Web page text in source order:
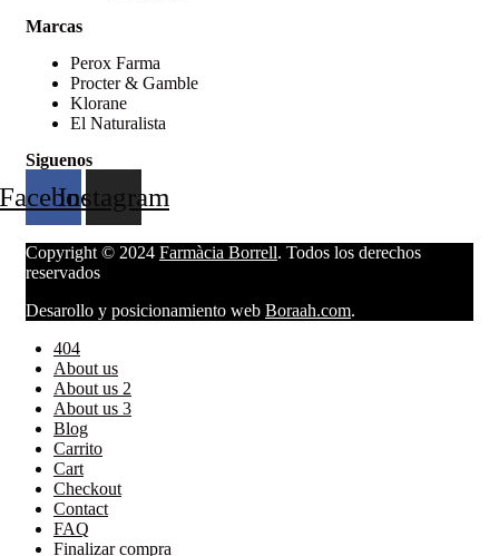
Marcas
Perox Farma
Procter & Gamble
Klorane
El Naturalista
Siguenos
Instagram
Copyright © 2024 Farmàcia Borrell. Todos los derechos
reservados
Desarollo y posicionamiento web Boraah.com.
404
About us
About us 2
About us 3
Blog
Carrito
Cart
Checkout
Contact
FAQ
Finalizar compra